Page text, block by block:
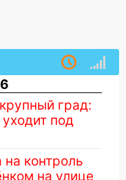
град:
под
контроль
на улице